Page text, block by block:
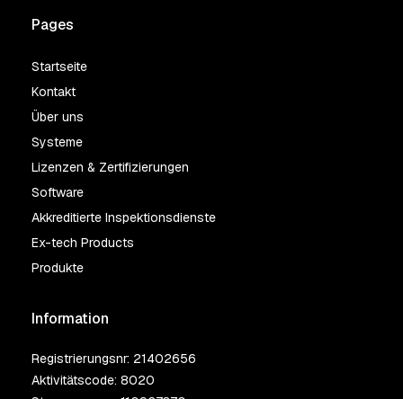
Pages
Startseite
Kontakt
Über uns
Systeme
Lizenzen & Zertifizierungen
Software
Akkreditierte Inspektionsdienste
Ex-tech Products
Produkte
Information
Registrierungsnr: 21402656
Aktivitätscode: 8020